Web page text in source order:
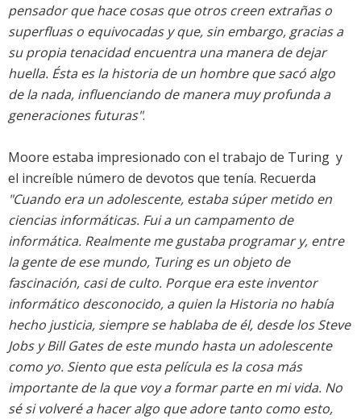
pensador que hace cosas que otros creen extrañas o
superfluas o equivocadas y que, sin embargo, gracias a
su propia tenacidad encuentra una manera de dejar
huella. Ésta es la historia de un hombre que sacó algo
de la nada, influenciando de manera muy profunda a
generaciones futuras".
Moore estaba impresionado con el trabajo de Turing  y
el increíble número de devotos que tenía. Recuerda
"Cuando era un adolescente, estaba súper metido en
ciencias informáticas. Fui a un campamento de
informática. Realmente me gustaba programar y, entre
la gente de ese mundo, Turing es un objeto de
fascinación, casi de culto. Porque era este inventor
informático desconocido, a quien la Historia no había
hecho justicia, siempre se hablaba de él, desde los Steve
Jobs y Bill Gates de este mundo hasta un adolescente
como yo. Siento que esta película es la cosa más
importante de la que voy a formar parte en mi vida. No
sé si volveré a hacer algo que adore tanto como esto,